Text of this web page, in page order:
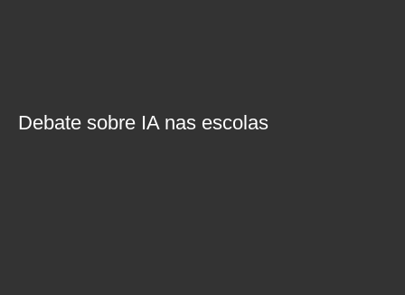
Debate sobre IA nas escolas